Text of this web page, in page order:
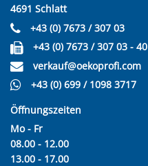
4691 Schlatt
+43 (0) 7673 / 307 03
+43 (0) 7673 / 307 03 - 40
verkauf@oekoprofi.com
+43 (0) 699 / 1098 3717
Öffnungszeiten
Mo - Fr
08.00 - 12.00
13.00 - 17.00